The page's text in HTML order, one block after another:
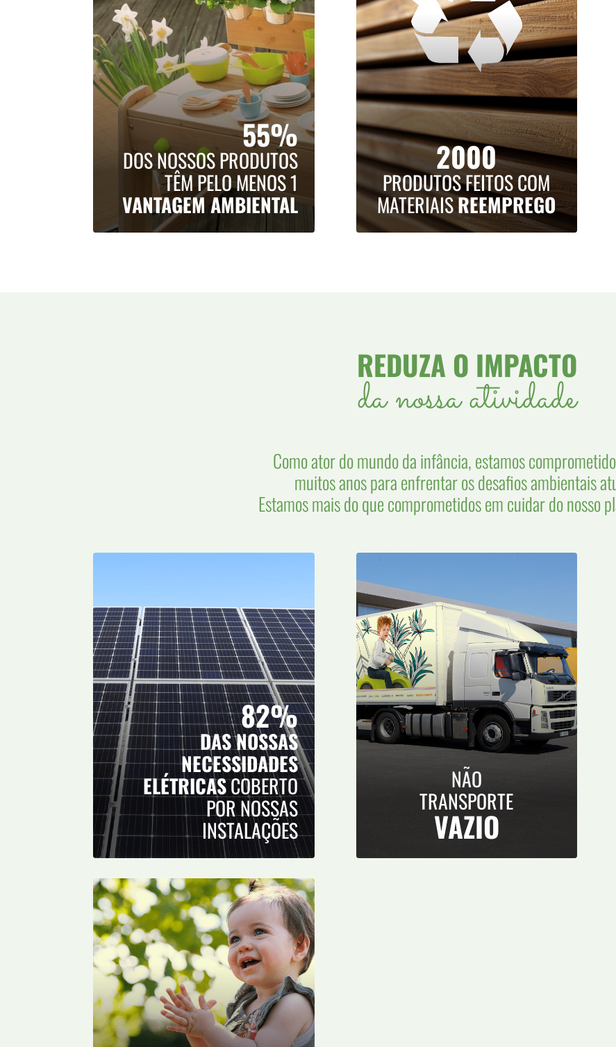
55%
DOS NOSSOS PRODUTOS
TÊM PELO MENOS 1
VANTAGEM AMBIENTAL
2000
PRODUTOS FEITOS COM
MATERIAISREEMPREGO
REDUZA O IMPACTO
da nossa atividade
Como ator do mundo da infância, estamos
muitos anos para enfrentar os desafios ambientais
Estamos mais do que comprometidos em cuidar do nosso
82%
DAS NOSSAS
NECESSIDADES
ELÉTRICASCOBERTO
POR NOSSAS
INSTALAÇÕES
NÃO
TRANSPORTE
VAZIO